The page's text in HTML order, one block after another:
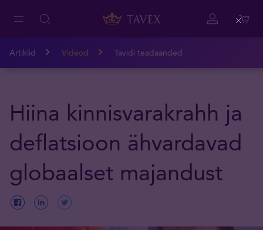
Artiklid Videod Tavidi teadaanded
Hiina kinnisvarakrahh ja
deflatsioon ähvardavad
globaalset majandust
Close